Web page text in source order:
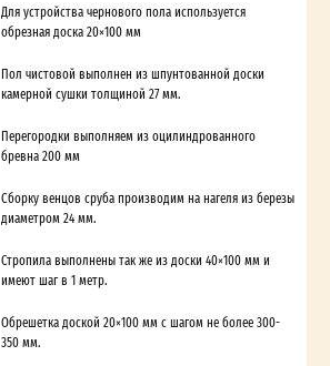
Для устройства чернового пола используется
обрезная доска 20×100 мм
Пол чистовой выполнен из шпунтованной доски
камерной сушки толщиной 27 мм.
Перегородки выполняем из оцилиндрованного
бревна 200 мм
Сборку венцов сруба производим на нагеля из березы
диаметром 24 мм.
Стропила выполнены так же из доски 40×100 мм и
имеют шаг в 1 метр.
Обрешетка доской 20×100 мм с шагом не более 300-
350 мм.